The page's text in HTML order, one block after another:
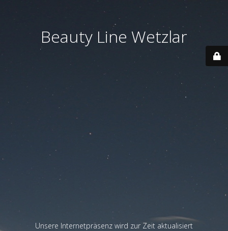
Beauty Line Wetzlar
Unsere Internetpräsenz wird zur Zeit aktualisiert